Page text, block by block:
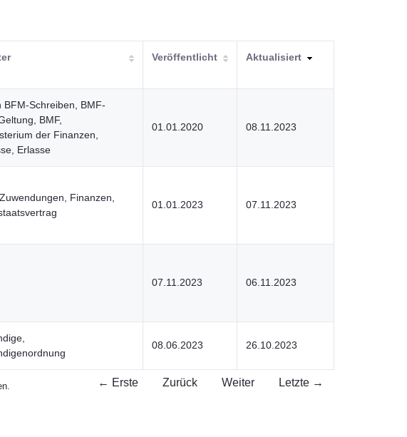
Veröffentlicht Aktualisiert
BFM-Schreiben, BMF-
BMF,
der Finanzen,
Erlasse
01.01.2020 08.11.2023
Finanzen,
01.01.2023 07.11.2023
07.11.2023 06.11.2023
08.06.2023 26.10.2023
← Erste Zurück Weiter Letzte →